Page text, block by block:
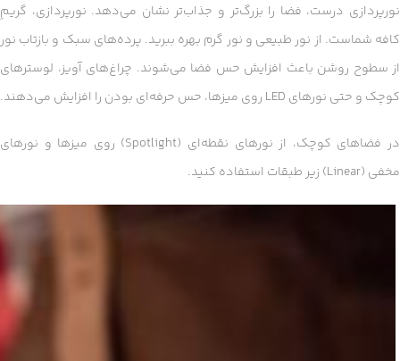
نورپردازی درست، فضا را بزرگ‌تر و جذاب‌تر نشان می‌دهد. نورپردازی، گریمِ
کافه شماست. از نور طبیعی و نور گرم بهره ببرید. پرده‌های سبک و بازتاب نور
از سطوح روشن باعث افزایش حس فضا می‌شوند. چراغ‌های آویز، لوسترهای
کوچک و حتی نورهای LED روی میزها، حس حرفه‌ای بودن را افزایش می‌دهند.
در فضاهای کوچک، از نورهای نقطه‌ای (Spotlight) روی میزها و نورهای
مخفی (Linear) زیر طبقات استفاده کنید.